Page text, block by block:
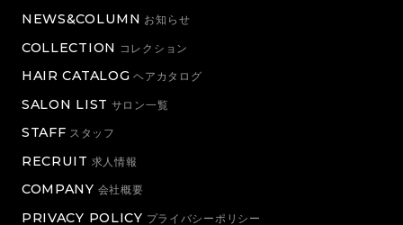
NEWS&COLUMN お知らせ
COLLECTION コレクション
HAIR CATALOG ヘアカタログ
SALON LIST サロン一覧
STAFF スタッフ
RECRUIT 求人情報
COMPANY 会社概要
PRIVACY POLICY プライバシーポリシー